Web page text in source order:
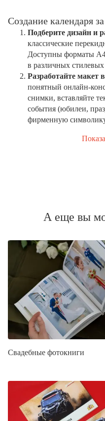
Создание календаря
Подберите дизайн и
классические
Доступны форматы
в различных
Разработайте макет
понятный онлайн-
снимки, вставляйте
события (юбилеи,
фирменную
А еще вы
Свадебные фотокниги